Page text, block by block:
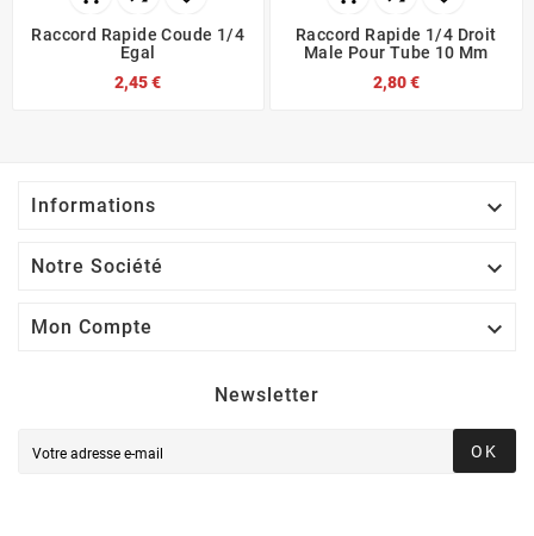
Raccord Rapide Coude 1/4
Egal
2,45 €
Raccord Rapide 1/4 Droit
Male Pour Tube 10 Mm
2,80 €
Informations 
Notre Société 
Mon Compte 
Newsletter
OK